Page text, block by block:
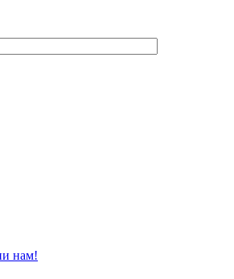
нам!